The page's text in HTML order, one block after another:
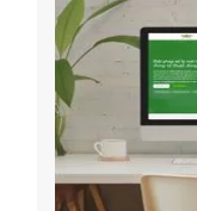
website chưa
2026 từ đầu.